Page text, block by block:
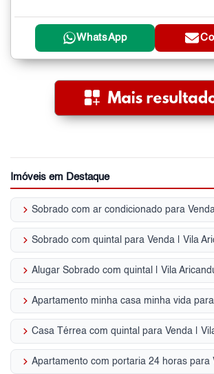
WhatsApp
Imóveis em Destaque
keyboard_arrow_right
keyboard_arrow_right Sobrado com quintal para Venda | Vila
keyboard_arrow_right Alugar Sobrado com quintal | Vila
keyboard_arrow_right
keyboard_arrow_right
keyboard_arrow_right